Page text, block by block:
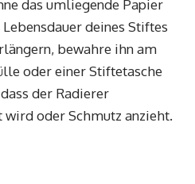
das umliegende Papier
deines Stiftes
bewahre ihn am
oder einer Stiftetasche
der Radierer
oder Schmutz anzieht.